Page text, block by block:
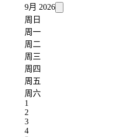
9月 2026
周日
周一
周二
周三
周四
周五
周六
1
2
3
4